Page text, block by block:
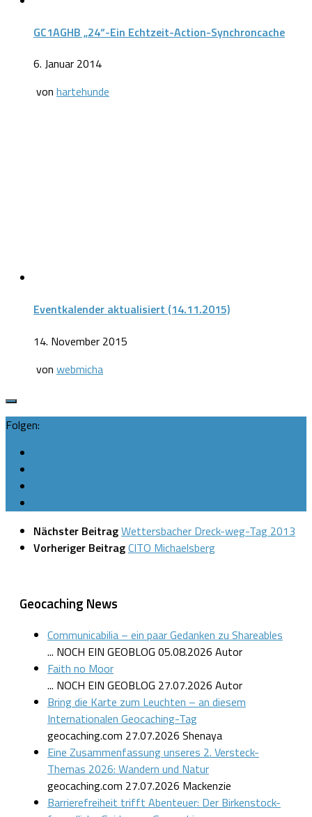
GC1AGHB „24“-Ein Echtzeit-Action-Synchroncache
6. Januar 2014
von hartehunde
Eventkalender aktualisiert (14.11.2015)
14. November 2015
von webmicha
Folgen:
Nächster BeitragWettersbacher Dreck-weg-Tag 2013
Vorheriger BeitragCITO Michaelsberg
Geocaching News
Communicabilia – ein paar Gedanken zu Shareables
... NOCH EIN GEOBLOG 05.08.2026 Autor
Faith no Moor
... NOCH EIN GEOBLOG 27.07.2026 Autor
Bring die Karte zum Leuchten – an diesem
Internationalen Geocaching-Tag
geocaching.com 27.07.2026 Shenaya
Eine Zusammenfassung unseres 2. Versteck-
Themas 2026: Wandern und Natur
geocaching.com 27.07.2026 Mackenzie
Barrierefreiheit trifft Abenteuer: Der Birkenstock-